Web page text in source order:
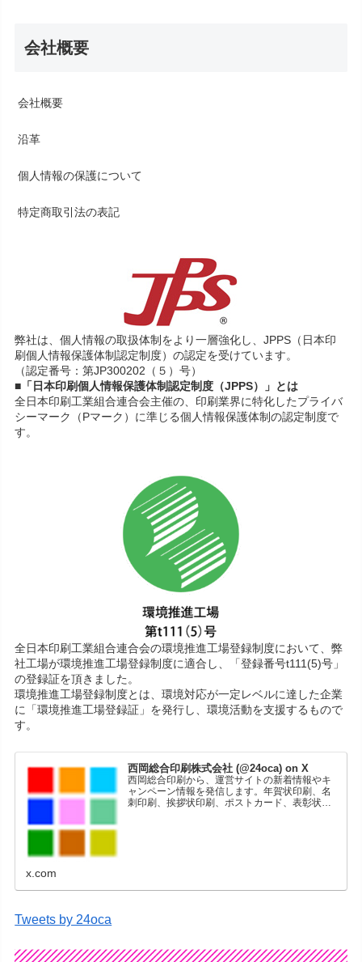
会社概要
会社概要
沿革
個人情報の保護について
特定商取引法の表記
弊社は、個人情報の取扱体制をより一層強化し、JPPS（日本印
刷個人情報保護体制認定制度）の認定を受けています。
（認定番号：第JP300202（５）号）
■「日本印刷個人情報保護体制認定制度（JPPS）」とは
全日本印刷工業組合連合会主催の、印刷業界に特化したプライバ
シーマーク（Pマーク）に準じる個人情報保護体制の認定制度で
す。
全日本印刷工業組合連合会の環境推進工場登録制度において、弊
社工場が環境推進工場登録制度に適合し、「登録番号t111(5)号」
の登録証を頂きました。
環境推進工場登録制度とは、環境対応が一定レベルに達した企業
に「環境推進工場登録証」を発行し、環境活動を支援するもので
す。
西岡総合印刷株式会社 (@24oca) on X
西岡総合印刷から、運営サイトの新着情報やキ
ャンペーン情報を発信します。年賀状印刷、名
刺印刷、挨拶状印刷、ポストカード、表彰状印
x.com
Tweets by 24oca